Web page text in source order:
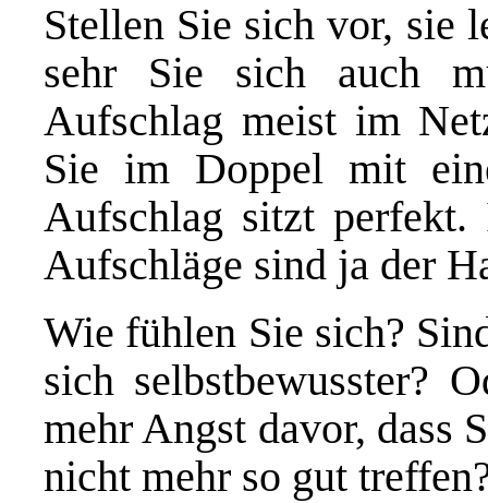
Stellen Sie sich vor, sie
sehr Sie sich auch
Aufschlag meist im
Sie im Doppel mit
Aufschlag sitzt perfekt.
Aufschläge sind ja der
Wie fühlen Sie sich?
sich selbstbewusster?
mehr Angst davor, dass
nicht mehr so gut